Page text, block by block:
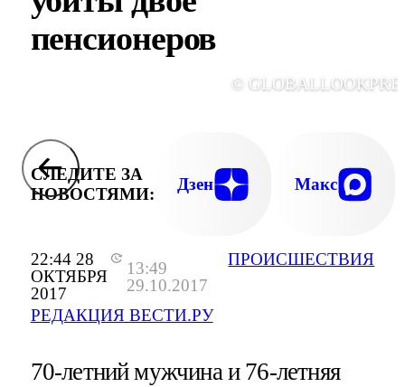
22:44 28
ОКТЯБРЯ
2017
13:49
29.10.2017
РЕДАКЦИЯ ВЕСТИ.РУ
ПРОИСШЕСТВИЯ
пенсионеров
©
СЛЕДИТЕ ЗА
НОВОСТЯМИ:
Дзен Макс
70-летний мужчина и 76-летняя